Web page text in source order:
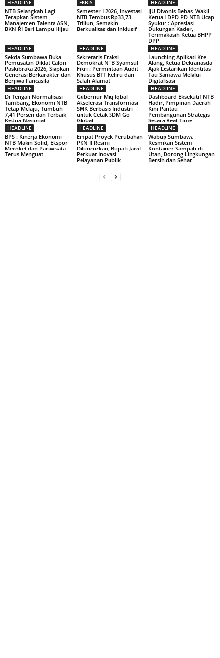
HEADLINE
NTB Selangkah Lagi
Terapkan Sistem
Manajemen Talenta ASN,
BKN RI Beri Lampu Hijau
EKBIS
Semester I 2026, Investasi
NTB Tembus Rp33,73
Triliun, Semakin
Berkualitas dan Inklusif
HEADLINE
IJU Divonis Bebas, Wakil
Ketua I DPD PD NTB Ucap
Syukur : Apresiasi
Dukungan Kader,
Terimakasih Ketua BHPP
DPP
HEADLINE
Sekda Sumbawa Buka
Pemusatan Diklat Calon
Paskibraka 2026, Siapkan
Generasi Berkarakter dan
Berjiwa Pancasila
HEADLINE
Sekretaris Fraksi
Demokrat NTB Syamsul
Fikri : Permintaan Audit
Khusus BTT Keliru dan
Salah Alamat
HEADLINE
Launching Aplikasi Kre
Alang, Ketua Dekranasda
Ajak Lestarikan Identitas
Tau Samawa Melalui
Digitalisasi
HEADLINE
Di Tengah Normalisasi
Tambang, Ekonomi NTB
Tetap Melaju, Tumbuh
7,41 Persen dan Terbaik
Kedua Nasional
HEADLINE
Gubernur Miq Iqbal
Akselerasi Transformasi
SMK Berbasis Industri
untuk Cetak SDM Go
Global
HEADLINE
Dashboard Eksekutif NTB
Hadir, Pimpinan Daerah
Kini Pantau
Pembangunan Strategis
Secara Real-Time
HEADLINE
BPS : Kinerja Ekonomi
NTB Makin Solid, Ekspor
Meroket dan Pariwisata
Terus Menguat
HEADLINE
Empat Proyek Perubahan
PKN II Resmi
Diluncurkan, Bupati Jarot
Perkuat Inovasi
Pelayanan Publik
HEADLINE
Wabup Sumbawa
Resmikan Sistem
Kontainer Sampah di
Utan, Dorong Lingkungan
Bersih dan Sehat